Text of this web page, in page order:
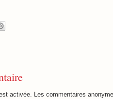
activée. Les commentaires